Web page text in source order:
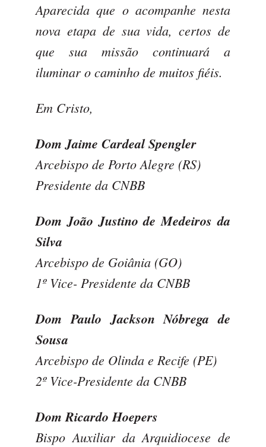
Aparecida que o acompanhe nesta
nova etapa de sua vida, certos de
que sua missão continuará a
iluminar o caminho de muitos fiéis.
Em Cristo,
Dom Jaime Cardeal Spengler
Arcebispo de Porto Alegre (RS)
Presidente da CNBB
Dom João Justino de Medeiros da
Silva
Arcebispo de Goiânia (GO)
1º Vice- Presidente da CNBB
Dom Paulo Jackson Nóbrega de
Sousa
Arcebispo de Olinda e Recife (PE)
2º Vice-Presidente da CNBB
Dom Ricardo Hoepers
Bispo Auxiliar da Arquidiocese de